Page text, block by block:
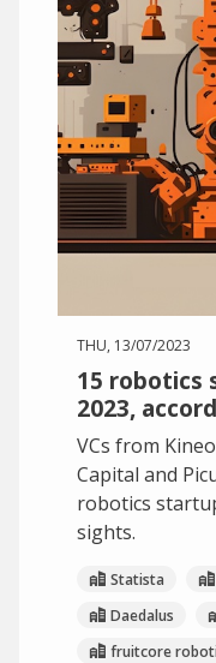
THU, 13/07/2023
15 robotics
2023,
VCs from
Capital and
robotics
sights.
Statista
Daedalus
fruitcore